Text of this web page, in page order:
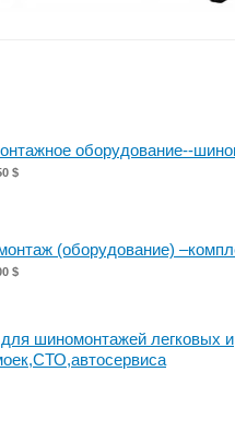
оборудование--
$
(оборудование)
$
шиномонтажей легковых и